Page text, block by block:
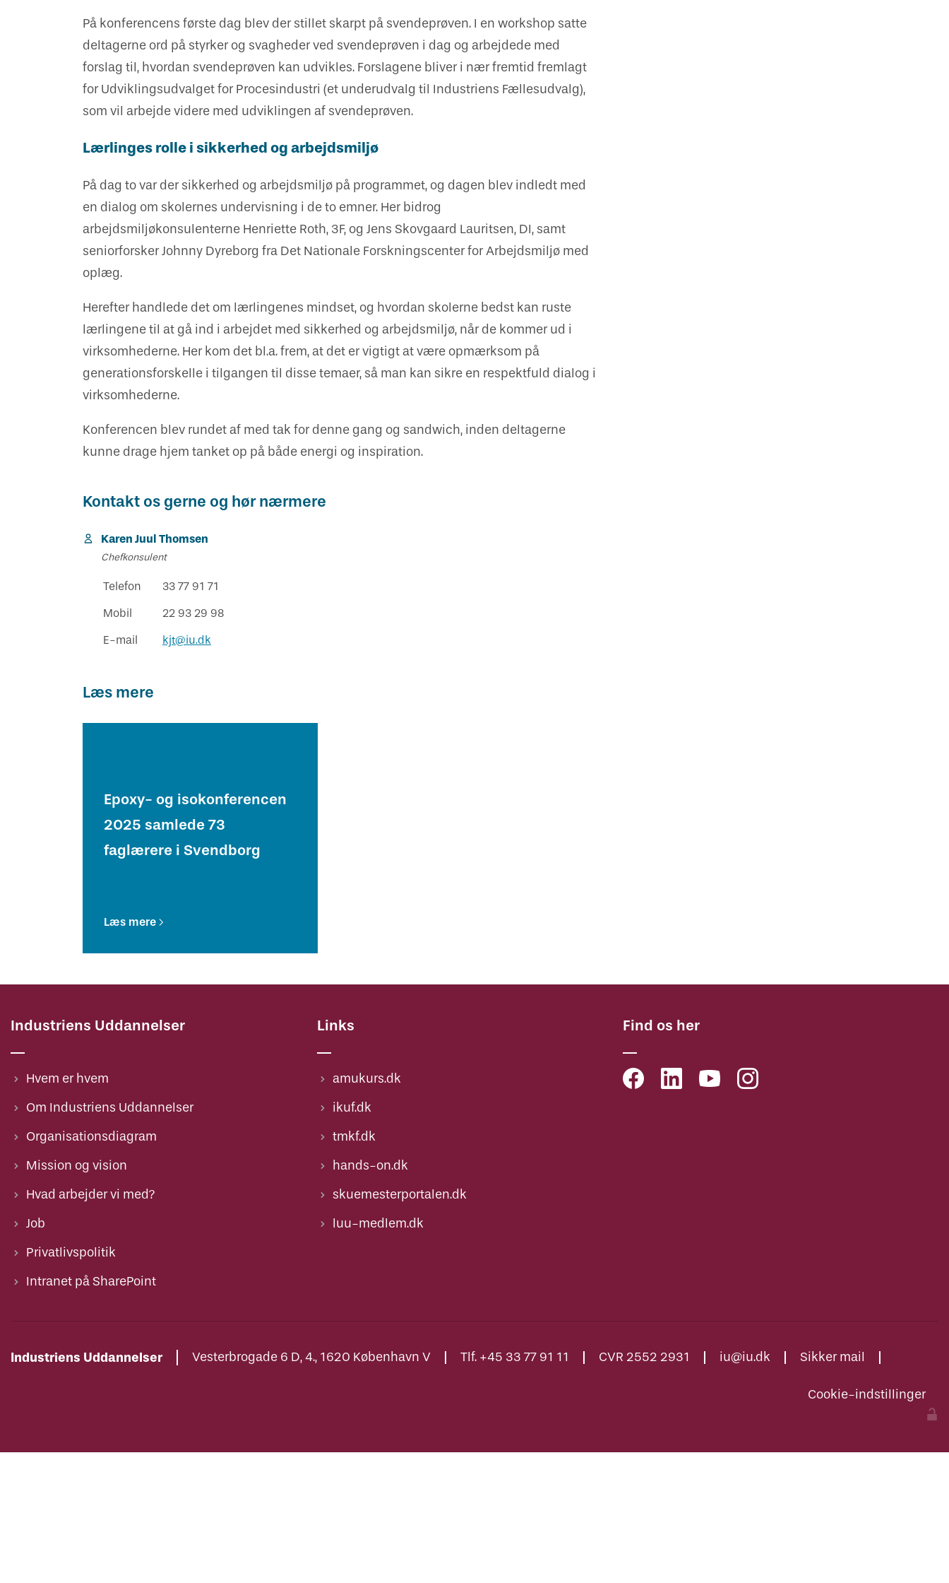
På konferencens første dag blev der stillet skarpt på svendeprøven. I en workshop satte
deltagerne ord på styrker og svagheder ved svendeprøven i dag og arbejdede med
forslag til, hvordan svendeprøven kan udvikles. Forslagene bliver i nær fremtid fremlagt
for Udviklingsudvalget for Procesindustri (et underudvalg til Industriens Fællesudvalg),
som vil arbejde videre med udviklingen af svendeprøven.
Lærlinges rolle i sikkerhed og arbejdsmiljø
På dag to var der sikkerhed og arbejdsmiljø på programmet, og dagen blev indledt med
en dialog om skolernes undervisning i de to emner. Her bidrog
arbejdsmiljøkonsulenterne Henriette Roth, 3F, og Jens Skovgaard Lauritsen, DI, samt
seniorforsker Johnny Dyreborg fra Det Nationale Forskningscenter for Arbejdsmiljø med
oplæg.
Herefter handlede det om lærlingenes mindset, og hvordan skolerne bedst kan ruste
lærlingene til at gå ind i arbejdet med sikkerhed og arbejdsmiljø, når de kommer ud i
virksomhederne. Her kom det bl.a. frem, at det er vigtigt at være opmærksom på
generationsforskelle i tilgangen til disse temaer, så man kan sikre en respektfuld dialog i
virksomhederne.
Konferencen blev rundet af med tak for denne gang og sandwich, inden deltagerne
kunne drage hjem tanket op på både energi og inspiration.
Kontakt os gerne og hør nærmere
Karen Juul Thomsen
Chefkonsulent
Telefon
33 77 91 71
Mobil
22 93 29 98
E-mail
kjt@iu.dk
Læs mere
Epoxy- og isokonferencen
2025 samlede 73
faglærere i Svendborg
Læs mere
Industriens Uddannelser
Hvem er hvem
Om Industriens Uddannelser
Organisationsdiagram
Mission og vision
Hvad arbejder vi med?
Job
Privatlivspolitik
Intranet på SharePoint
Links
amukurs.dk
ikuf.dk
tmkf.dk
hands-on.dk
skuemesterportalen.dk
luu-medlem.dk
Find os her
Industriens Uddannelser Vesterbrogade 6 D, 4., 1620 København V Tlf. +45 33 77 91 11 CVR 2552 2931 iu@iu.dk Sikker mail
Cookie-indstillinger